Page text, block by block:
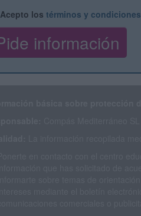
Acepto los términos y condiciones